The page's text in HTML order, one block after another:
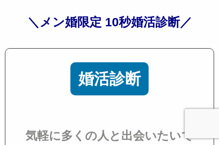
＼メン婚限定 10秒婚活診断／
婚活診断
気軽に多くの人と出会いたいで